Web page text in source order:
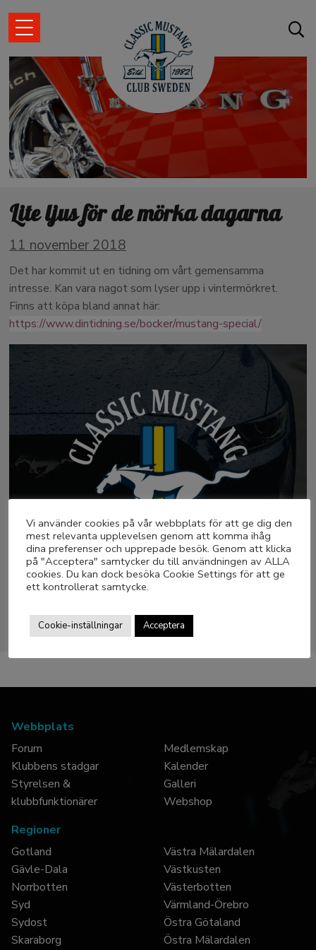
Lite ljus för de mörka dagarna
11 november 2018
Det har kommit ut en tidning om vårt gemensamma
intresse. Kan vara nagot som lyser upp i vintermörkret.
Finns att köpa bland annat här:
https://www.dintidning.se/bocker/mustang-special/
Webbplats
Forum
Klubbens stadgar
Styrelsen &
klubbfunktionärer
Medlemskap
Kalender
Galleri
Webshop
Regioner
Gotland
Gävle-Dala
Norrbotten
Syd
Sydost
Skaraborg
Västra Mälardalen
Västkusten
Västerbotten
Värmland-Örebro
Östra Götaland
Östra Mälardalen
Vi använder cookies på vår webbplats för att ge dig den
mest relevanta upplevelsen genom att komma ihåg
dina preferenser och upprepade besök. Genom att klicka
på "Acceptera" samtycker du till användningen av ALLA
cookies. Du kan dock besöka Cookie Settings för att ge
ett kontrollerat samtycke.
Cookie-inställningar Acceptera